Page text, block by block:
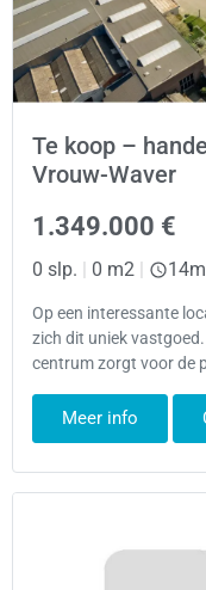
Te koop –
Vrouw-Waver
1.349.000 €
0 slp. | 0 m2 | 14m
Op een interessante
zich dit uniek
centrum zorgt voor de
Meer info